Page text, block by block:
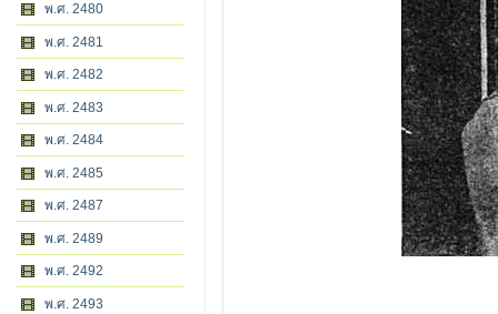
พ.ศ. 2480
พ.ศ. 2481
พ.ศ. 2482
พ.ศ. 2483
พ.ศ. 2484
พ.ศ. 2485
พ.ศ. 2487
พ.ศ. 2489
พ.ศ. 2492
พ.ศ. 2493